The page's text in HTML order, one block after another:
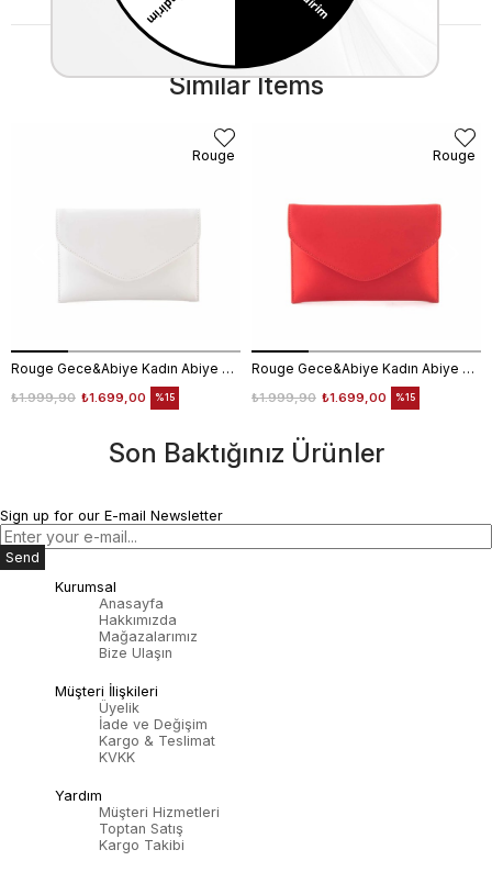
Similar Items
Rouge Gece&Abiye Kadın Abiye Çanta 401S
₺1.699,00
₺1.999,90 %15
Rouge
Rouge Gece&Abiye Kadın Abiye Çanta 401S
₺1.699,00
₺1.999,90 %15
Rouge
Son Baktığınız Ürünler
Sign up for our E-mail Newsletter
Send
Kurumsal
Anasayfa
Hakkımızda
Mağazalarımız
Bize Ulaşın
Müşteri İlişkileri
Üyelik
İade ve Değişim
Kargo & Teslimat
KVKK
Yardım
Müşteri Hizmetleri
Toptan Satış
Kargo Takibi